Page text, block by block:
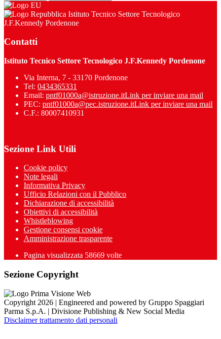
Istituto Tecnico Settore Tecnologico
J.F.Kennedy Pordenone
Contatti
Istituto Tecnico Settore Tecnologico J.F.Kennedy Pordenone
Via Interna, 7 - 33170 Pordenone
Tel: 0434365331
Email: pntf01000a@istruzione.itLink per inviare una mail
PEC: pntf01000a@pec.istruzione.itLink per inviare una mail
C.F.: 80007410931
Sezione Link Utili
Cookie policy
Note legali
Informativa Privacy
Ufficio Relazioni con il Pubblico
Dichiarazione di accessibilità
Obiettivi di accessibilità
Whistleblowing
Gestione consensi cookie
Amministrazione trasparente
Pagina visualizzata 58669 volte
Sezione Copyright
Copyright 2026 | Engineered and powered by Gruppo Spaggiari
Parma S.p.A. | Divisione Publishing & New Social Media
Disclaimer trattamento dati personali